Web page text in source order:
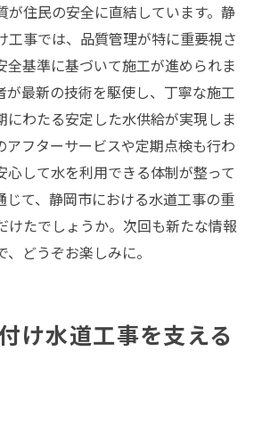
が住民の安全に直結しています。静
工事では、品質管理が特に重要視さ
全基準に基づいて施工が進められま
が最新の技術を駆使し、丁寧な施工
にわたる安定した水供給が実現しま
アフターサービスや定期点検も行わ
心して水を利用できる体制が整って
じて、静岡市における水道工事の重
けたでしょうか。次回も新たな情報
どうぞお楽しみに。
け水道工事を支える